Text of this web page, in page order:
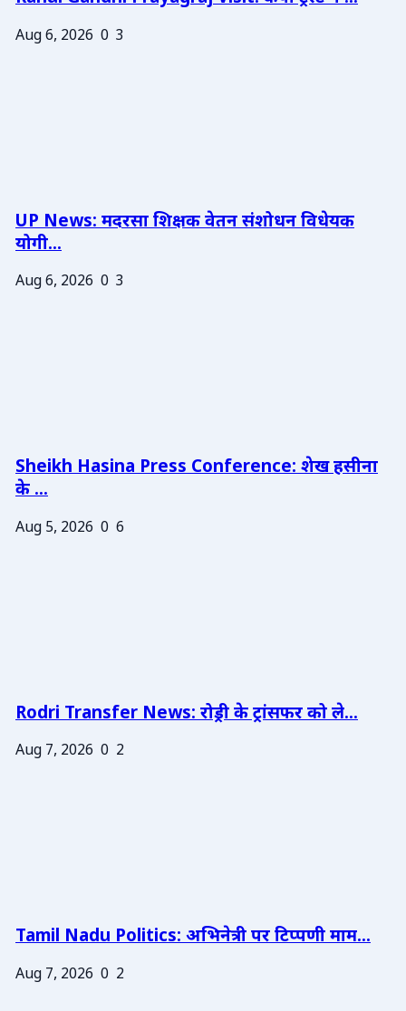
Aug 6, 2026 0 3
UP News: मदरसा शिक्षक वेतन संशोधन विधेयक
योगी...
Aug 6, 2026 0 3
Sheikh Hasina Press Conference: शेख हसीना
के ...
Aug 5, 2026 0 6
Rodri Transfer News: रोड्री के ट्रांसफर को ले...
Aug 7, 2026 0 2
Tamil Nadu Politics: अभिनेत्री पर टिप्पणी माम...
Aug 7, 2026 0 2